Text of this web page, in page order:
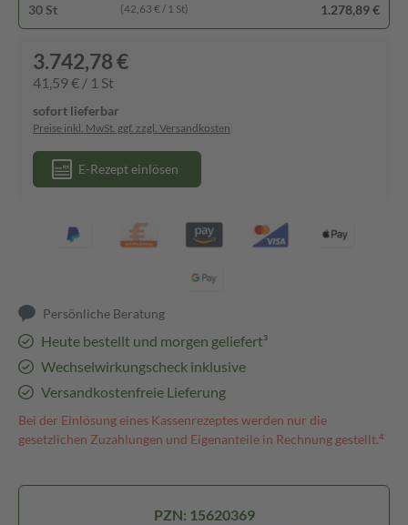
30 St (42,63 € / 1 St) 1.278,89 €
3.742,78 €
41,59 € / 1 St
sofort lieferbar
Preise inkl. MwSt. ggf. zzgl. Versandkosten
E-Rezept einlösen
Persönliche Beratung
Heute bestellt und morgen geliefert³
Wechselwirkungscheck inklusive
Versandkostenfreie Lieferung
Bei der Einlösung eines Kassenrezeptes werden nur die
gesetzlichen Zuzahlungen und Eigenanteile in Rechnung gestellt.⁴
PZN: 15620369